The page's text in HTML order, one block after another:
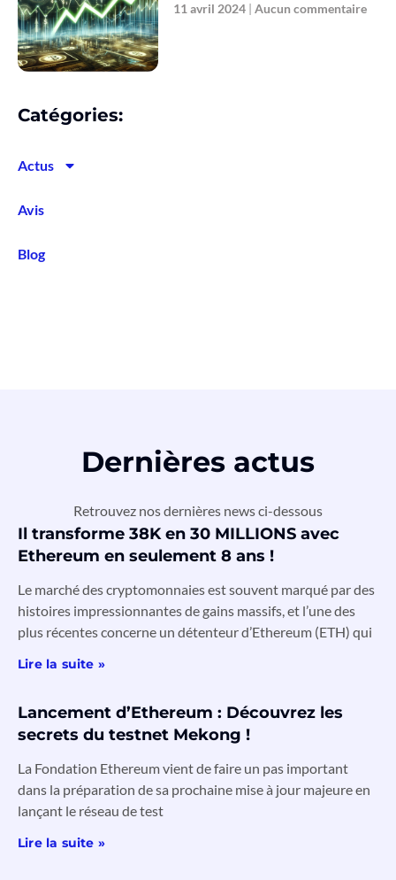
11 avril 2024 Aucun commentaire
Catégories:
Actus
Avis
Blog
Dernières actus
Retrouvez nos dernières news ci-dessous
Il transforme 38K en 30 MILLIONS avec
Ethereum en seulement 8 ans !
Le marché des cryptomonnaies est souvent marqué par des
histoires impressionnantes de gains massifs, et l’une des
plus récentes concerne un détenteur d’Ethereum (ETH) qui
Lire la suite »
Lancement d’Ethereum : Découvrez les
secrets du testnet Mekong !
La Fondation Ethereum vient de faire un pas important
dans la préparation de sa prochaine mise à jour majeure en
lançant le réseau de test
Lire la suite »